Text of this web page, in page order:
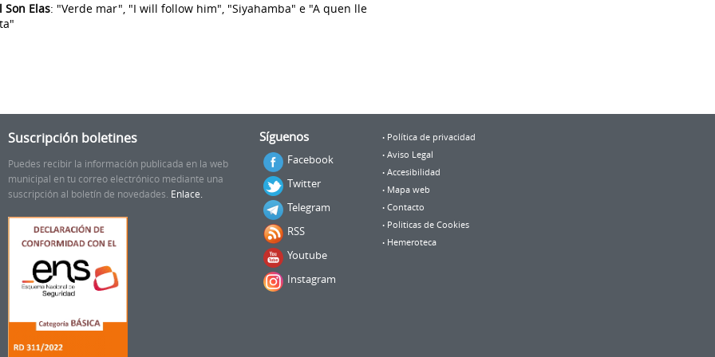
Son Elas: "Verde mar", "I will follow him", "Siyahamba" e "A quen lle
Suscripción boletines
Puedes recibir la información publicada en la web
municipal en tu correo electrónico mediante una
suscripción al boletín de novedades. Enlace.
Síguenos
Facebook
Twitter
Telegram
RSS
Youtube
Instagram
Política de privacidad
Aviso Legal
Accesibilidad
Mapa web
Contacto
Politicas de Cookies
Hemeroteca